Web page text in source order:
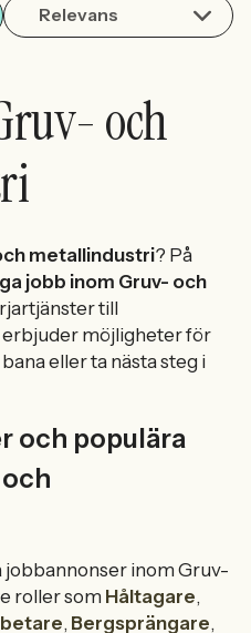
Relevans
och
metallindustri? På
jobb inom Gruv- och
till
erbjuder möjligheter för
eller ta nästa steg i
och populära
jobbannonser inom Gruv-
roller som Håltagare,
, Bergsprängare,